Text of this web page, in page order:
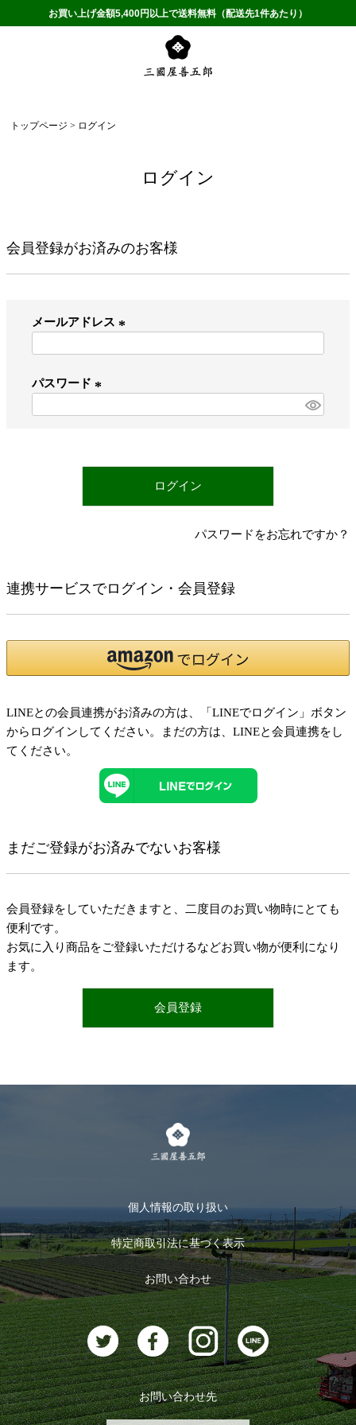
お買い上げ金額5,400円以上で送料無料（配送先1件あたり）
トップページ ログイン
ログイン
会員登録がお済みのお客様
メールアドレス
パスワード
)
ログイン
パスワードをお忘れですか？
連携サービスでログイン・会員登録
LINEとの会員連携がお済みの方は、「LINEでログイン」ボタン
からログインしてください。まだの方は、 LINEと会員連携をし
てください。
まだご登録がお済みでないお客様
会員登録をしていただきますと、二度目のお買い物時にとても
便利です。
お気に入り商品をご登録いただけるなどお買い物が便利になり
ます。
会員登録
個人情報の取り扱い
特定商取引法に基づく表示
お問い合わせ
お問い合わせ先